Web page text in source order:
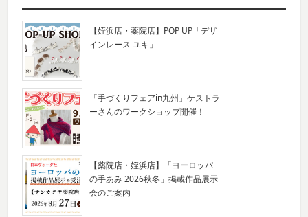
【姪浜店・薬院店】POP UP「デザ
インレース ユキ」
「手づくりフェアin九州」ケストラ
ーさんのワークショップ開催！
【薬院店・姪浜店】「ヨーロッパ
の手あみ 2026秋冬」掲載作品展示
会のご案内